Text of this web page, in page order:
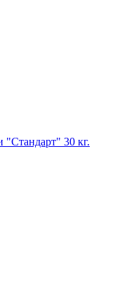
"Стандарт" 30 кг.